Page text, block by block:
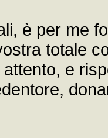
è per me
totale
e